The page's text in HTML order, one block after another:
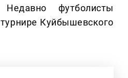
футболисты
Куйбышевского